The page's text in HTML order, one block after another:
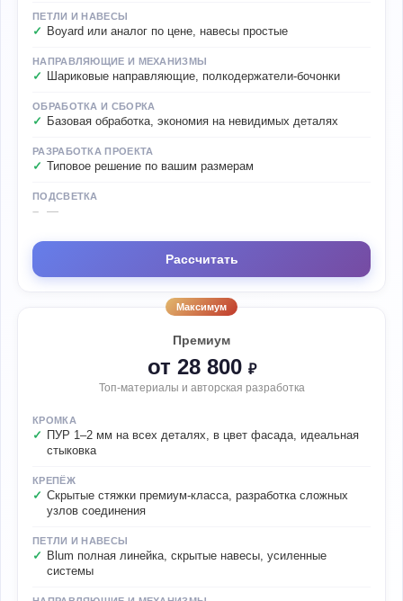
ПЕТЛИ И НАВЕСЫ
Boyard или аналог по цене, навесы простые
НАПРАВЛЯЮЩИЕ И МЕХАНИЗМЫ
Шариковые направляющие, полкодержатели-бочонки
ОБРАБОТКА И СБОРКА
Базовая обработка, экономия на невидимых деталях
РАЗРАБОТКА ПРОЕКТА
Типовое решение по вашим размерам
ПОДСВЕТКА
—
Рассчитать
Максимум
Премиум
от 28 800 ₽
Топ-материалы и авторская разработка
КРОМКА
ПУР 1–2 мм на всех деталях, в цвет фасада, идеальная
стыковка
КРЕПЁЖ
Скрытые стяжки премиум-класса, разработка сложных
узлов соединения
ПЕТЛИ И НАВЕСЫ
Blum полная линейка, скрытые навесы, усиленные
системы